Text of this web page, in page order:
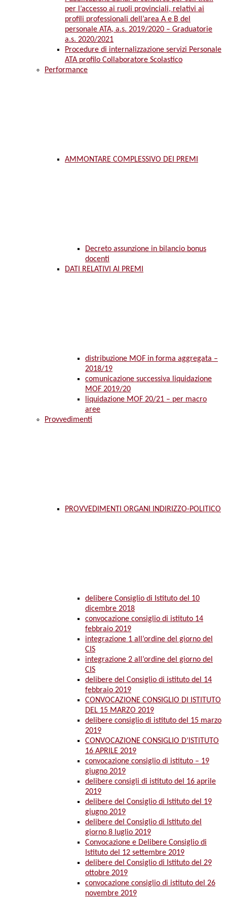
per l’accesso ai ruoli provinciali, relativi ai
profili professionali dell’area A e B del
personale ATA, a.s. 2019/2020 – Graduatorie
a.s. 2020/2021
Procedure di internalizzazione servizi Personale
ATA profilo Collaboratore Scolastico
Performance
AMMONTARE COMPLESSIVO DEI PREMI
Decreto assunzione in bilancio bonus
docenti
DATI RELATIVI AI PREMI
distribuzione MOF in forma aggregata –
2018/19
comunicazione successiva liquidazione
MOF 2019/20
liquidazione MOF 20/21 – per macro
aree
Provvedimenti
PROVVEDIMENTI ORGANI INDIRIZZO-POLITICO
delibere Consiglio di Istituto del 10
dicembre 2018
convocazione consiglio di istituto 14
febbraio 2019
integrazione 1 all’ordine del giorno del
CIS
integrazione 2 all’ordine del giorno del
CIS
delibere del Consiglio di istituto del 14
febbraio 2019
CONVOCAZIONE CONSIGLIO DI ISTITUTO
DEL 15 MARZO 2019
delibere consiglio di istituto del 15 marzo
2019
CONVOCAZIONE CONSIGLIO D’ISTITUTO
16 APRILE 2019
convocazione consiglio di istituto – 19
giugno 2019
delibere consigli di istituto del 16 aprile
2019
delibere del Consiglio di Istituto del 19
giugno 2019
delibere del Consiglio di Istituto del
giorno 8 luglio 2019
Convocazione e Delibere Consiglio di
Istituto del 12 settembre 2019
delibere del Consiglio di Istituto del 29
ottobre 2019
convocazione consiglio di istituto del 26
novembre 2019